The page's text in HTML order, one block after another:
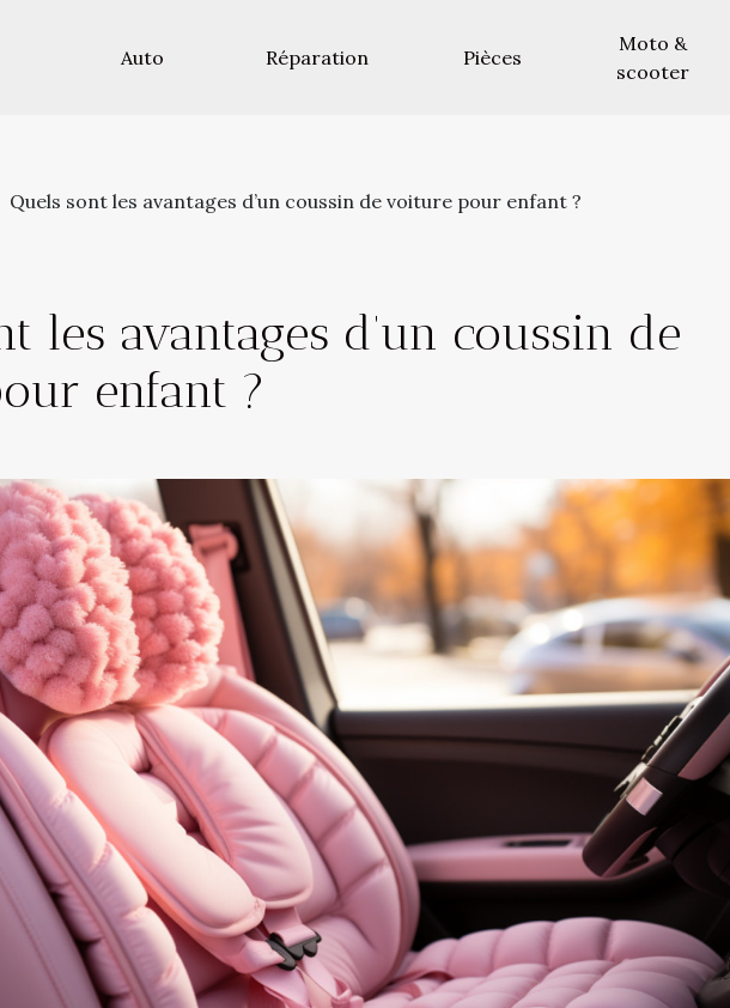
Auto Réparation Pièces
Moto &
scooter
Quels sont les avantages d’un coussin de voiture pour enfant ?
les avantages d’un coussin de
enfant ?